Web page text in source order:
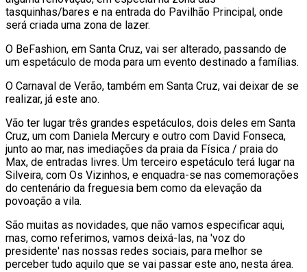
tasquinhas/bares e na entrada do Pavilhão Principal, onde
será criada uma zona de lazer.
O BeFashion, em Santa Cruz, vai ser alterado, passando de
um espetáculo de moda para um evento destinado a famílias.
O Carnaval de Verão, também em Santa Cruz, vai deixar de se
realizar, já este ano.
Vão ter lugar três grandes espetáculos, dois deles em Santa
Cruz, um com Daniela Mercury e outro com David Fonseca,
junto ao mar, nas imediações da praia da Física / praia do
Max, de entradas livres. Um terceiro espetáculo terá lugar na
Silveira, com Os Vizinhos, e enquadra-se nas comemorações
do centenário da freguesia bem como da elevação da
povoação a vila.
São muitas as novidades, que não vamos especificar aqui,
mas, como referimos, vamos deixá-las, na 'voz do
presidente' nas nossas redes sociais, para melhor se
perceber tudo aquilo que se vai passar este ano, nesta área.